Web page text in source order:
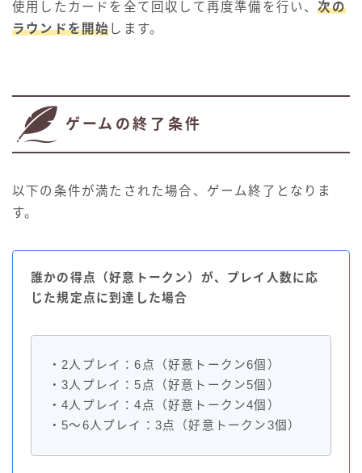
使用したカードを全て回収して再度準備を行い、次の
ラウンドを開始 します。
ゲームの終了条件
以下の条件が満たされた場合、ゲーム終了となりま
す。
誰かの得点（好意トークン）が、プレイ人数に応
じた規定点に到達した場合
・2人プレイ：6点（好意トークン6個）
・3人プレイ：5点（好意トークン5個）
・4人プレイ：4点（好意トークン4個）
・5～6人プレイ：3点（好意トークン3個）